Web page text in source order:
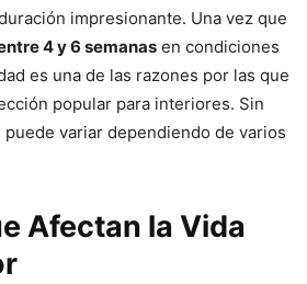
impresionante. Una vez que
4 y 6 semanas en condiciones
es una de las razones por las que
popular para interiores. Sin
variar dependiendo de varios
Afectan la Vida